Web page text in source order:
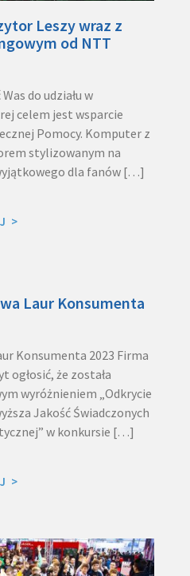
Leszy wraz z
od NTT
do udziału w
celem jest wsparcie
Pomocy. Komputer z
stylizowanym na
dla fanów […]
>
Laur Konsumenta
Konsumenta 2023 Firma
ogłosić, że została
wyróżnieniem „Odkrycie
Jakość Świadczonych
w konkursie […]
>